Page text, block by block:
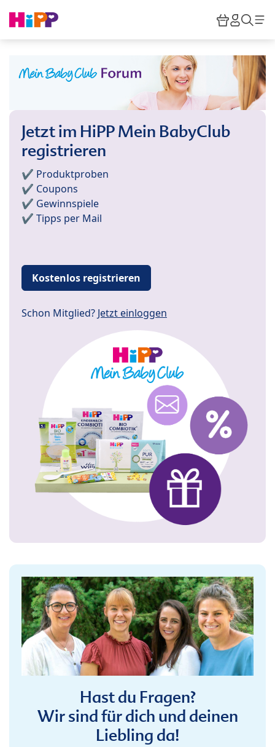
HiPP
Jetzt im HiPP Mein BabyClub
registrieren
✔️ Produktproben
✔️ Coupons
✔️ Gewinnspiele
✔️ Tipps per Mail
Kostenlos registrieren
Schon Mitglied? Jetzt einloggen
Hast du Fragen?
Wir sind für dich und deinen
Liebling da!